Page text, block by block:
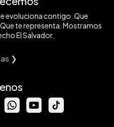
evoluciona contigo. Que
te representa. Mostramos
El Salvador.
❯